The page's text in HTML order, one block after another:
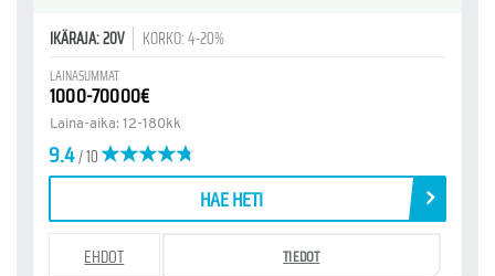
IKÄRAJA: 20V KORKO: 4-20%
LAINASUMMAT
1000-70000€
Laina-aika: 12-180kk
9.4/ 10
HAE HETI
EHDOT TIEDOT